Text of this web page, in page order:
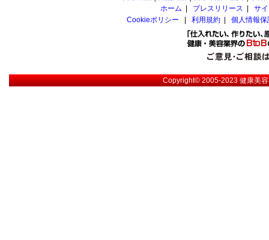
ホーム
プレスリリース
サ
Cookieポリシー
利用規約 個人情報
Copyright© 2005-2023健康美